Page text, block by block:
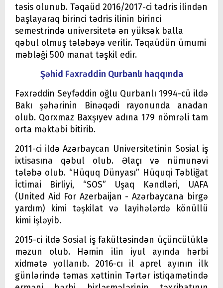
təsis olunub. Təqaüd 2016/2017-ci tədris ilindən
başlayaraq birinci tədris ilinin birinci
semestrində universitetə ən yüksək balla
qəbul olmuş tələbəyə verilir. Təqaüdün ümumi
məbləği 500 manat təşkil edir.
Şəhid Fəxrəddin Qurbanlı haqqında
Fəxrəddin Seyfəddin oğlu Qurbanlı 1994-cü ildə
Bakı şəhərinin Binəqədi rayonunda anadan
olub. Qorxmaz Baxşıyev adına 179 nömrəli tam
orta məktəbi bitirib.
2011-ci ildə Azərbaycan Universitetinin Sosial iş
ixtisasına qəbul olub. Əlaçı və nümunəvi
tələbə olub. “Hüquq Dünyası” Hüquqi Təbliğat
İctimai Birliyi, “SOS” Uşaq Kəndləri, UAFA
(United Aid For Azerbaijan - Azərbaycana birgə
yardım) kimi təşkilat və layihələrdə könüllü
kimi işləyib.
2015-ci ildə Sosial iş fakültəsindən üçüncülüklə
məzun olub. Həmin ilin iyul ayında hərbi
xidmətə yollanıb. 2016-cı il aprel ayının ilk
günlərində təmas xəttinin Tərtər istiqamətində